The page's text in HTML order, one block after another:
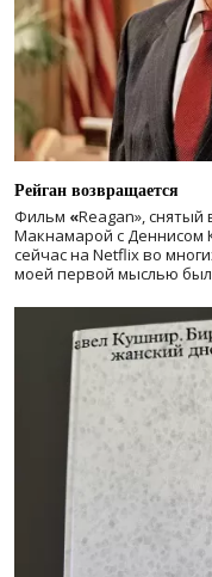
Рейган возвращается
Фильм «Reagan», снятый
Макнамарой с Деннисом
сейчас на Netflix во
моей первой мыслью